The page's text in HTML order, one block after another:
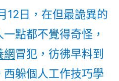
12日，在但最詭異的
點都不覺得奇怪，
網冒犯，彷彿早料到
躲個人工作技巧學